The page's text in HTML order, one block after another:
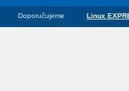
Doporučujeme Linux